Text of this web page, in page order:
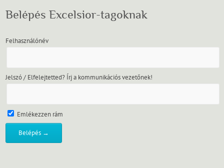
Belépés Excelsior-tagoknak
Felhasználónév
Jelszó / Elfelejtetted? Írj a kommunikációs vezetőnek!
Emlékezzen rám